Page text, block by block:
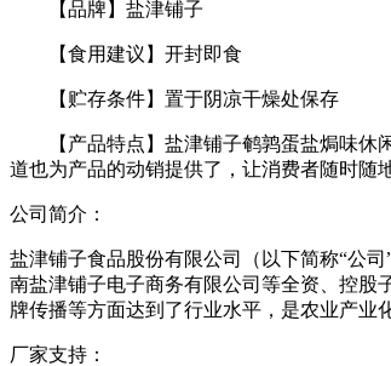
【品牌】盐津铺子
【食用建议】开封即食
【贮存条件】置于阴凉干燥处保存
【产品特点】盐津铺子鹌鹑蛋盐焗味
道也为产品的动销提供了，让消费者随时随
公司简介：
盐津铺子食品股份有限公司（以下简称“公
南盐津铺子电子商务有限公司等全资、控股
牌传播等方面达到了行业水平，是农业产业
厂家支持：